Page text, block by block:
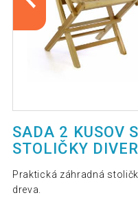
SADA 2 KUSOV
STOLIČKY
Praktická záhradná
dreva.